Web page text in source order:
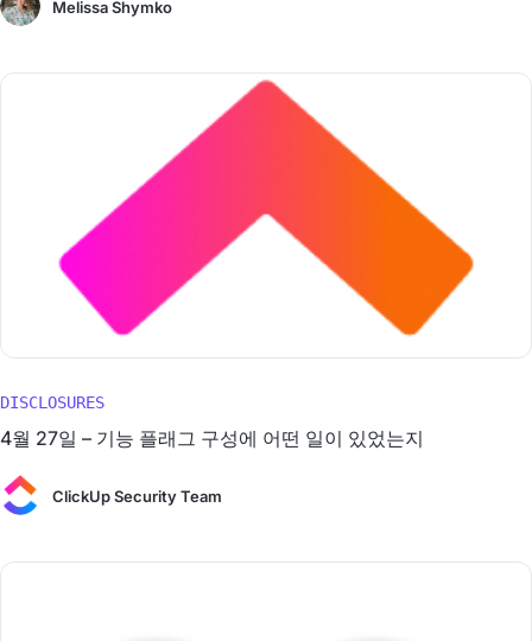
Melissa Shymko
DISCLOSURES
4월 27일 – 기능 플래그 구성에 어떤 일이 있었는지
ClickUp Security Team